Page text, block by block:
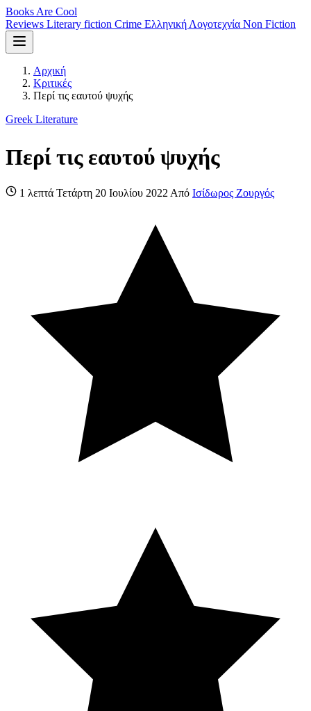
Books Are Cool
Reviews Literary fiction Crime Ελληνική Λογοτεχνία Non Fiction
Αρχική
Κριτικές
Περί τις εαυτού ψυχής
Greek Literature
Περί τις εαυτού ψυχής
1 λεπτά Τετάρτη 20 Ιουλίου 2022 Από Ισίδωρος Ζουργός